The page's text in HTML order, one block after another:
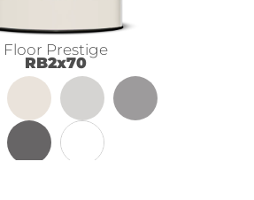
Floor Prestige
RB2x70